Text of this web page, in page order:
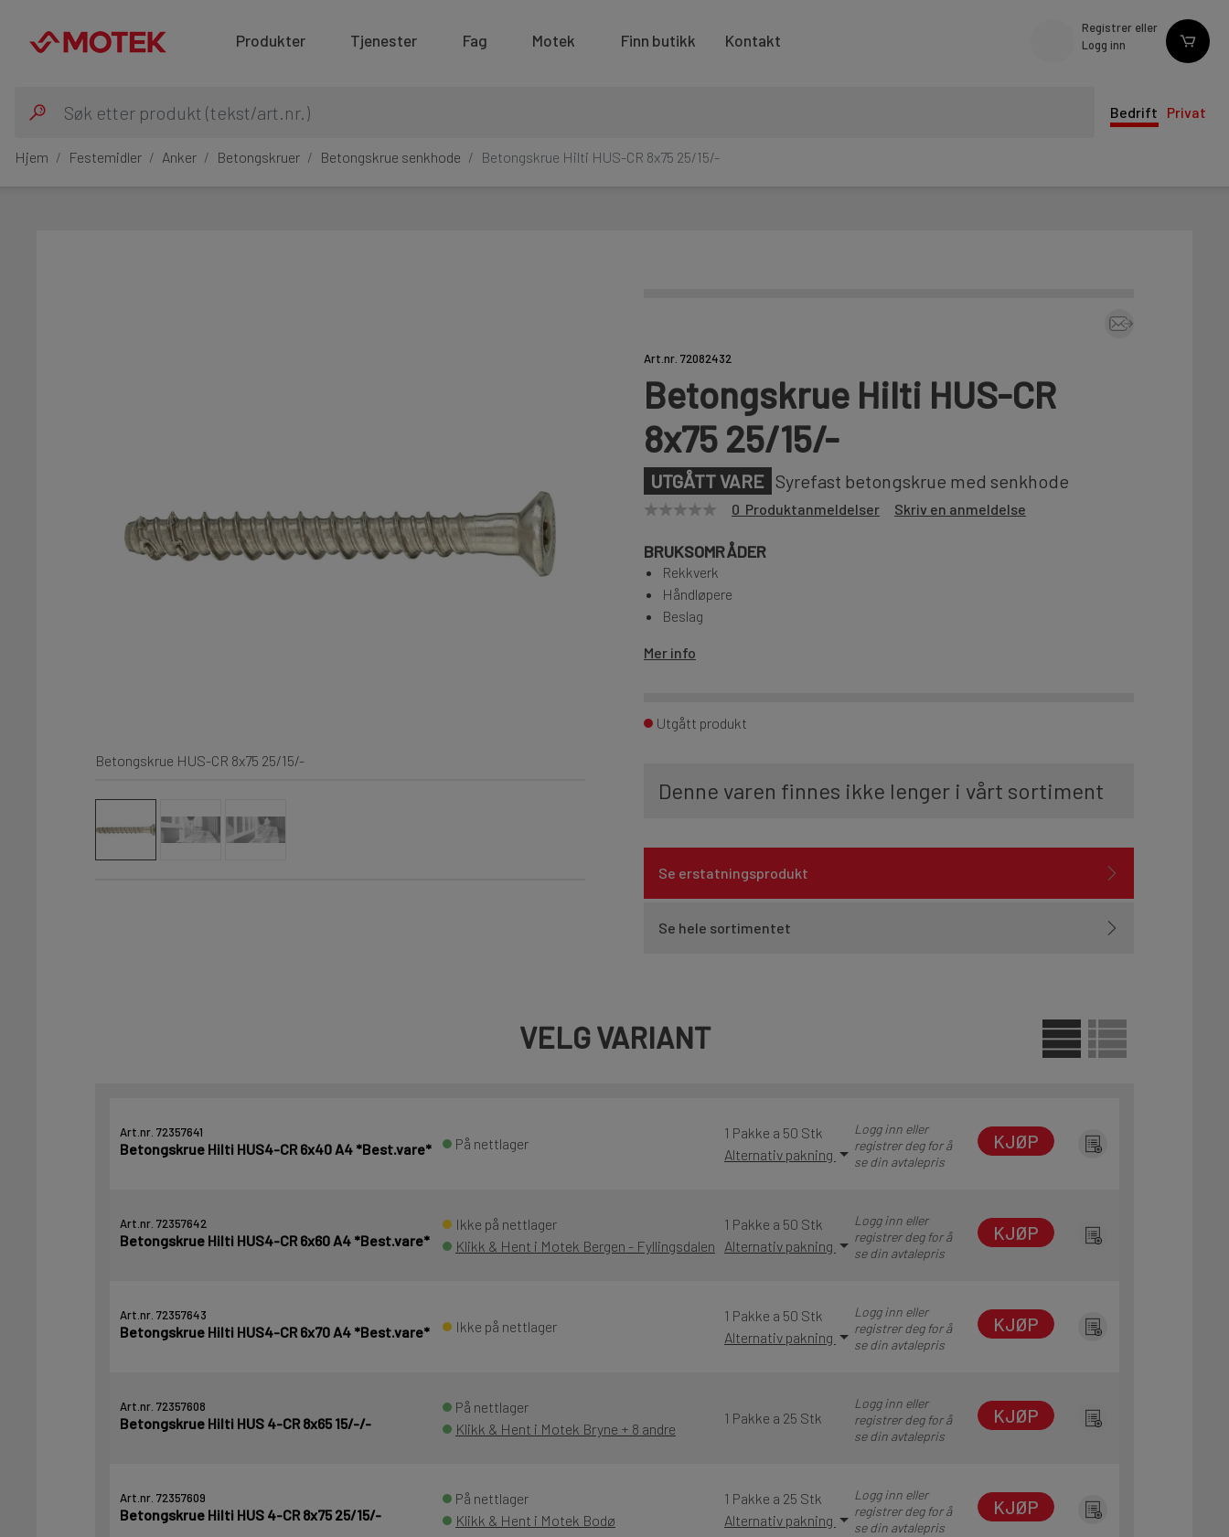
Produkter Tjenester Fag Motek Finn butikk Kontakt
Registrer eller
Logg inn
Bedrift Privat
Hjem Festemidler Anker Betongskruer Betongskrue senkhode Betongskrue Hilti HUS-CR 8x75 25/15/-
Betongskrue HUS-CR 8x75 25/15/-
Art.nr. 72082432
Betongskrue Hilti HUS-CR
8x75 25/15/-
UTGÅTT VARE Syrefast betongskrue med senkhode
0 Produktanmeldelser Skriv en anmeldelse
BRUKSOMRÅDER
Rekkverk
Håndløpere
Beslag
Mer info
Utgått produkt
Denne varen finnes ikke lenger i vårt sortiment
Se erstatningsprodukt
Se hele sortimentet
VELG VARIANT
Art.nr. 72357641
Betongskrue Hilti HUS4-CR 6x40 A4 *Best.vare* På nettlager
1 Pakke a 50 Stk
Alternativ pakning
Logg inn eller
registrer deg for å
se din avtalepris
KJØP
Art.nr. 72357642
Betongskrue Hilti HUS4-CR 6x60 A4 *Best.vare*
Ikke på nettlager
Klikk & Hent i Motek Bergen - Fyllingsdalen
1 Pakke a 50 Stk
Alternativ pakning
Logg inn eller
registrer deg for å
se din avtalepris
KJØP
Art.nr. 72357643
Betongskrue Hilti HUS4-CR 6x70 A4 *Best.vare* Ikke på nettlager
1 Pakke a 50 Stk
Alternativ pakning
Logg inn eller
registrer deg for å
se din avtalepris
KJØP
Art.nr. 72357608
Betongskrue Hilti HUS 4-CR 8x65 15/-/-
På nettlager
Klikk & Hent i Motek Bryne + 8 andre
1 Pakke a 25 Stk
Logg inn eller
registrer deg for å
se din avtalepris
KJØP
Art.nr. 72357609
Betongskrue Hilti HUS 4-CR 8x75 25/15/-
På nettlager
Klikk & Hent i Motek Bodø
1 Pakke a 25 Stk
Alternativ pakning
Logg inn eller
registrer deg for å
se din avtalepris
KJØP